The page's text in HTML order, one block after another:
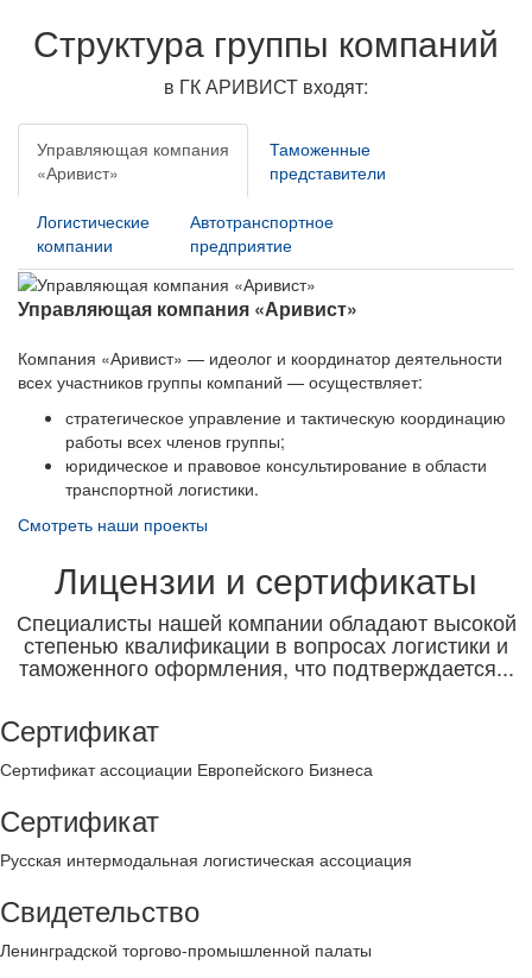
Структура группы компаний
в ГК АРИВИСТ входят:
Управляющая компания
«Аривист»
Таможенные
представители
Логистические
компании
Автотранспортное
предприятие
Управляющая компания «Аривист»
Компания «Аривист» — идеолог и координатор деятельности
всех участников группы компаний — осуществляет:
стратегическое управление и тактическую координацию
работы всех членов группы;
юридическое и правовое консультирование в области
транспортной логистики.
Смотреть наши проекты
Лицензии и сертификаты
Специалисты нашей компании обладают высокой
степенью квалификации в вопросах логистики и
таможенного оформления, что подтверждается...
Сертификат
Сертификат ассоциации Европейского Бизнеса
Сертификат
Русская интермодальная логистическая ассоциация
Свидетельство
Ленинградской торгово-промышленной палаты